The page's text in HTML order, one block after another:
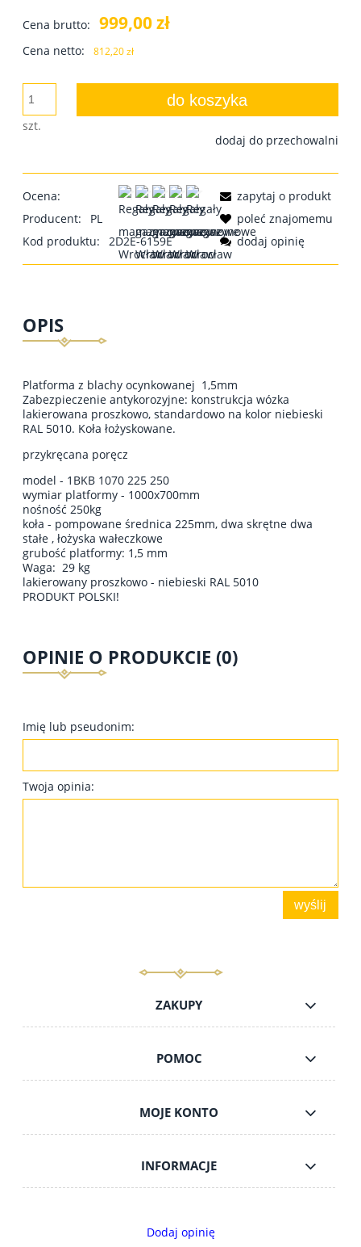
Cena brutto: 999,00 zł
Cena netto: 812,20 zł
szt.
do koszyka
dodaj do przechowalni
Ocena:
Producent:
PL
Kod produktu:
2D2E-6159E
zapytaj o produkt
poleć znajomemu
dodaj opinię
OPIS
Platforma z blachy ocynkowanej 1,5mm
Zabezpieczenie antykorozyjne: konstrukcja wózka
lakierowana proszkowo, standardowo na kolor niebieski
RAL 5010. Koła łożyskowane.
przykręcana poręcz
model - 1BKB 1070 225 250
wymiar platformy - 1000x700mm
nośność 250kg
koła - pompowane średnica 225mm, dwa skrętne dwa
stałe , łożyska wałeczkowe
grubość platformy: 1,5 mm
Waga: 29 kg
lakierowany proszkowo - niebieski RAL 5010
PRODUKT POLSKI!
OPINIE O PRODUKCIE (0)
Imię lub pseudonim:
Twoja opinia:
wyślij
ZAKUPY
POMOC
MOJE KONTO
INFORMACJE
Dodaj opinię